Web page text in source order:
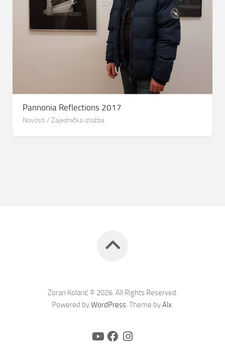
Pannonia Reflections 2017
Novosti / Zajednička izložba
Zoran Kolarić © 2026. All Rights Reserved.
Powered byWordPress. Theme byAlx.